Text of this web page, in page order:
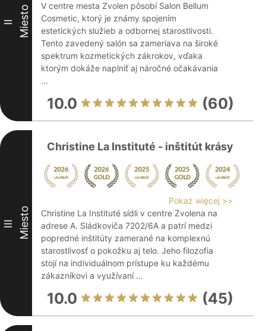
II Miesto
V centre mesta Zvolen pôsobí Salon Bellum
Cosmetic, ktorý je známy spojením
estetických služieb a odbornej starostlivosti.
Tento zavedený salón sa zameriava na široké
spektrum kozmetických zákrokov, vďaka
ktorým dokáže naplniť aj náročné očakávania
...
10.0 (60)
III Miesto
Christine La Instituté - inštitút krásy
Pokaż więcej >>
Christine La Instituté sídli v centre Zvolena na
adrese A. Sládkoviča 7202/6A a patrí medzi
popredné inštitúty zamerané na komplexnú
starostlivosť o pokožku aj telo. Jeho filozofia
stojí na individuálnom prístupe ku každému
zákazníkovi a využívaní ...
10.0 (45)